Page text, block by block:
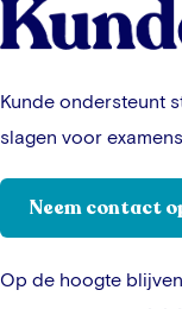
Kunde ondersteunt
slagen voor
Neem contact
Op de hoogte